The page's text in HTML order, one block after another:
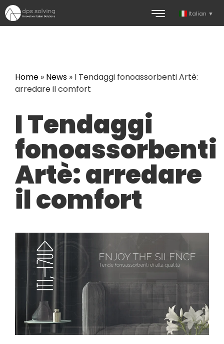
Italian ▼
Home » News » I Tendaggi fonoassorbenti Artè:
arredare il comfort
I Tendaggi
fonoassorbenti
Artè: arredare
il comfort